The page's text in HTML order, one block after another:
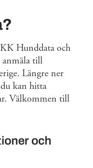
Hunddata och
anmäla till
Längre ner
kan hitta
Välkommen till
och